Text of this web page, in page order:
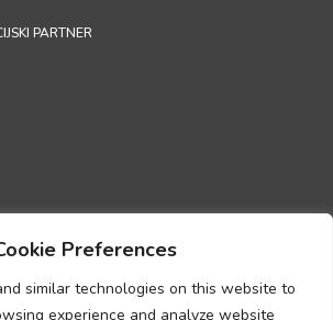
Preferences
similar technologies on this website to
experience and analyze website
PARTNER